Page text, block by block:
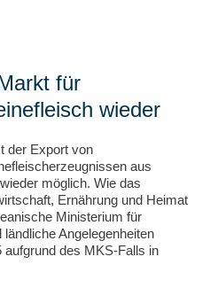
für
wieder
der Export von
aus
möglich. Wie das
Ernährung und Heimat
Ministerium für
Angelegenheiten
des MKS-Falls in